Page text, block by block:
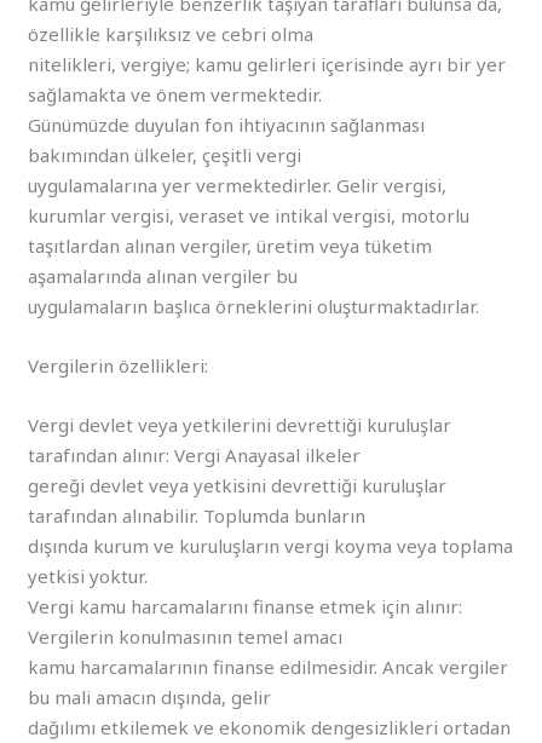
özellikle karşılıksız ve cebri olma
nitelikleri, vergiye; kamu gelirleri içerisinde ayrı bir yer
sağlamakta ve önem vermektedir.
Günümüzde duyulan fon ihtiyacının sağlanması
bakımından ülkeler, çeşitli vergi
uygulamalarına yer vermektedirler. Gelir vergisi,
kurumlar vergisi, veraset ve intikal vergisi, motorlu
taşıtlardan alınan vergiler, üretim veya tüketim
aşamalarında alınan vergiler bu
uygulamaların başlıca örneklerini oluşturmaktadırlar.
Vergilerin özellikleri:
Vergi devlet veya yetkilerini devrettiği kuruluşlar
tarafından alınır: Vergi Anayasal ilkeler
gereği devlet veya yetkisini devrettiği kuruluşlar
tarafından alınabilir. Toplumda bunların
dışında kurum ve kuruluşların vergi koyma veya toplama
yetkisi yoktur.
Vergi kamu harcamalarını finanse etmek için alınır:
Vergilerin konulmasının temel amacı
kamu harcamalarının finanse edilmesidir. Ancak vergiler
bu mali amacın dışında, gelir
dağılımı etkilemek ve ekonomik dengesizlikleri ortadan